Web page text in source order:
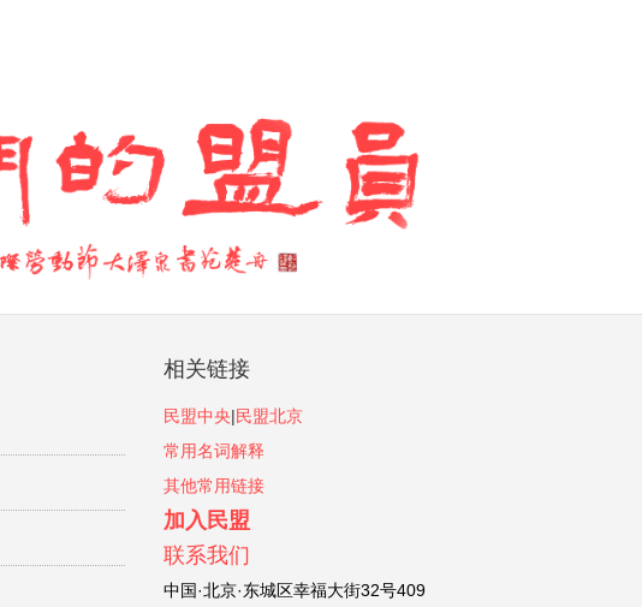
相关链接
民盟中央|民盟北京
常用名词解释
其他常用链接
加入民盟
联系我们
中国·北京·东城区幸福大街32号409